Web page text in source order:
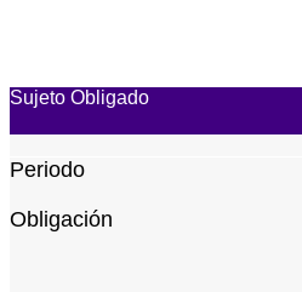
Sujeto Obligado
Periodo
Obligación